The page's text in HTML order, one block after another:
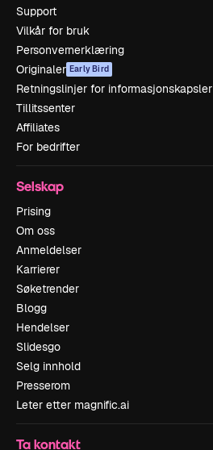
Support
Vilkår for bruk
Personvernerklæring
Originaler Early Bird
Retningslinjer for informasjonskapsler
Tillitssenter
Affiliates
For bedrifter
Selskap
Prising
Om oss
Anmeldelser
Karrierer
Søketrender
Blogg
Hendelser
Slidesgo
Selg innhold
Presserom
Leter etter magnific.ai
Ta kontakt